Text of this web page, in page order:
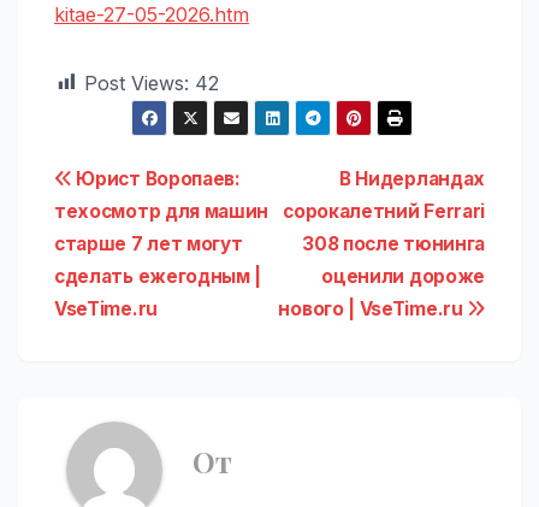
kitae-27-05-2026.htm
Post Views: 42
Навигация
по
записям
В Нидерландах
сорокалетний Ferrari
308 после тюнинга
оценили дороже
нового | VseTime.ru
Юрист Воропаев:
техосмотр для машин
старше 7 лет могут
сделать ежегодным |
VseTime.ru
От